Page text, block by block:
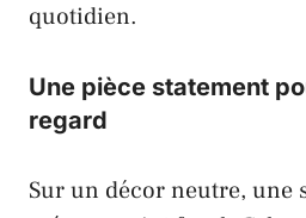
quotidien.
Une pièce statement
regard
Sur un décor neutre, une